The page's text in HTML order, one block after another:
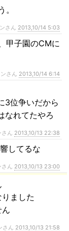
さん 2013,10/14 5:03
甲子園のCMに
さん 2013,10/14 6:14
3位争いだから
なれてたやろ
ん 2013,10/13 22:38
してるな
ん 2013,10/13 23:00
ました
さん 2013,10/13 21:58